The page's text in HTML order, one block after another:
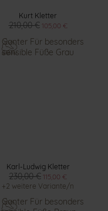
Kurt Kletter
210,00 € 105,00 €
Karl-Ludwig Kletter
230,00 € 115,00 €
+2 weitere Variante/n